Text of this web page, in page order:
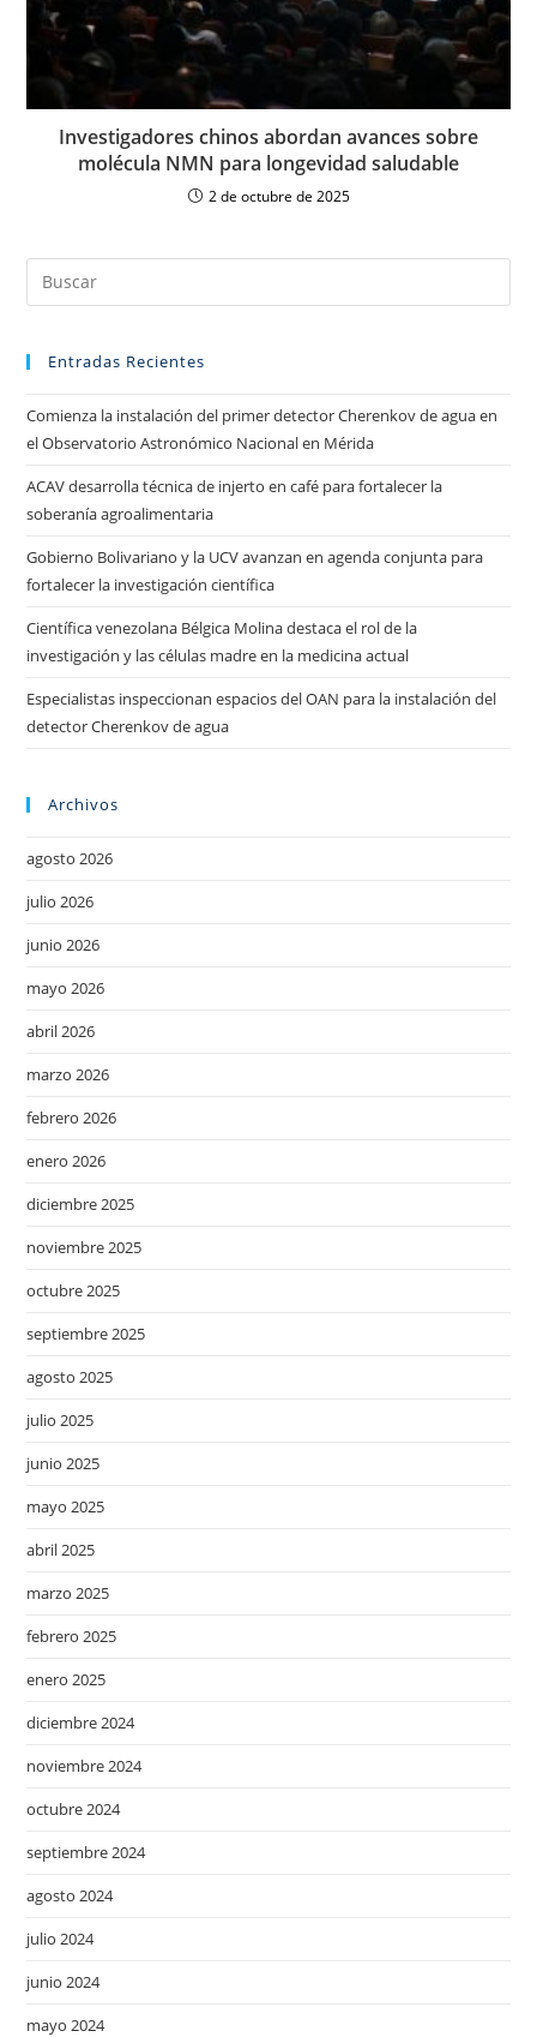
Investigadores chinos abordan avances sobre
molécula NMN para longevidad saludable
2 de octubre de 2025
Entradas Recientes
Comienza la instalación del primer detector Cherenkov de agua en
el Observatorio Astronómico Nacional en Mérida
ACAV desarrolla técnica de injerto en café para fortalecer la
soberanía agroalimentaria
Gobierno Bolivariano y la UCV avanzan en agenda conjunta para
fortalecer la investigación científica
Científica venezolana Bélgica Molina destaca el rol de la
investigación y las células madre en la medicina actual
Especialistas inspeccionan espacios del OAN para la instalación del
detector Cherenkov de agua
Archivos
agosto 2026
julio 2026
junio 2026
mayo 2026
abril 2026
marzo 2026
febrero 2026
enero 2026
diciembre 2025
noviembre 2025
octubre 2025
septiembre 2025
agosto 2025
julio 2025
junio 2025
mayo 2025
abril 2025
marzo 2025
febrero 2025
enero 2025
diciembre 2024
noviembre 2024
octubre 2024
septiembre 2024
agosto 2024
julio 2024
junio 2024
mayo 2024